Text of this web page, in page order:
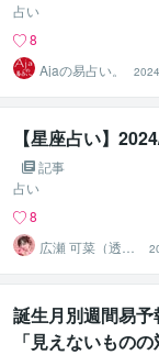
占い
8
Ajaの易占い。
【星座占い】
記事
占い
8
広瀬 可菜（透視
タロット⭐占い
師）
誕生月別週間易予
「見えないものの